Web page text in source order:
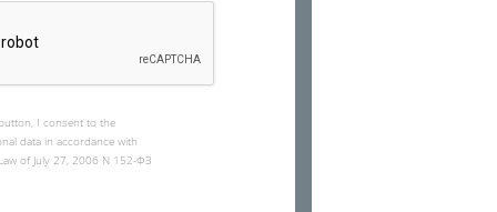
I consent to the
data in accordance with
of July 27, 2006 N 152-ФЗ